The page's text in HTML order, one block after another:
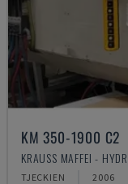
KM 350-1900 C2
KRAUSS MAFFEI -
TJECKIEN 2006